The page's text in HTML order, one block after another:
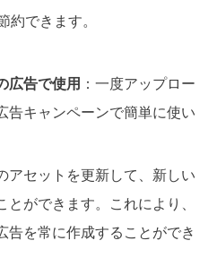
約できます。
広告で使用 ：一度アップロー
告キャンペーンで簡単に使い
アセットを更新して、新しい
ができます。これにより、
告を常に作成することができ